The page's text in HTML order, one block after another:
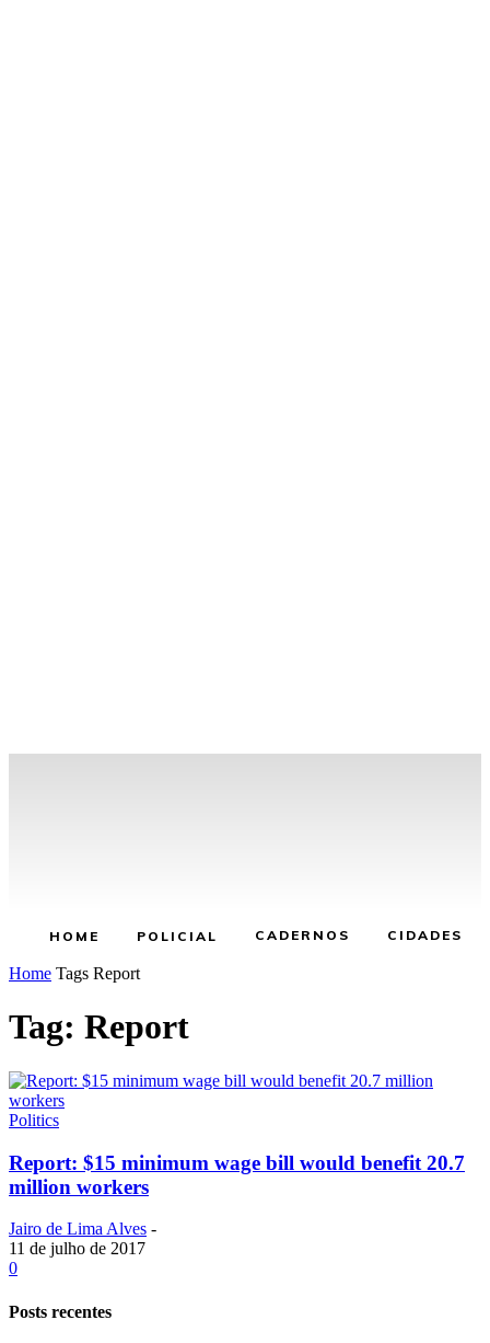
HOME POLICIAL CADERNOS CIDADES
Home Tags Report
Tag: Report
Politics
Report: $15 minimum wage bill would benefit 20.7
million workers
Jairo de Lima Alves -
11 de julho de 2017
0
Posts recentes